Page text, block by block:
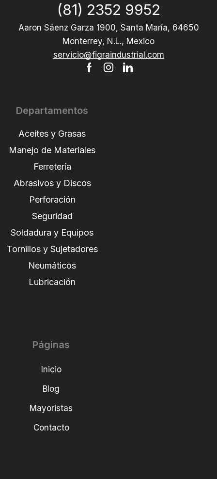
(81) 2352 9952
Aaron Sáenz Garza 1900, Santa María, 64650
Monterrey, N.L., Mexico
servicio@figraindustrial.com
Departamentos
Aceites y Grasas
Manejo de Materiales
Ferretería
Abrasivos y Discos
Perforación
Seguridad
Soldadura y Equipos
Tornillos y Sujetadores
Neumáticos
Lubricación
Páginas
Inicio
Blog
Mayoristas
Contacto